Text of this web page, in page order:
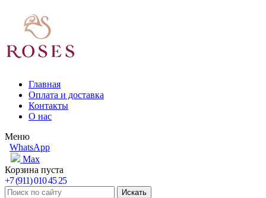
Главная
Оплата и доставка
Контакты
О нас
Меню
WhatsApp
Max
Корзина пуста
+7 (911) 010 45 25